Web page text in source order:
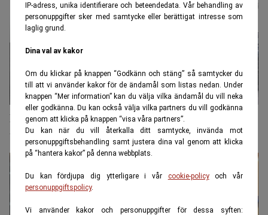
IP-adress, unika identifierare och beteendedata. Vår behandling av
personuppgifter sker med samtycke eller berättigat intresse som
laglig grund.
Dina val av kakor
Om du klickar på knappen “Godkänn och stäng” så samtycker du
till att vi använder kakor för de ändamål som listas nedan. Under
knappen “Mer information” kan du välja vilka ändamål du vill neka
eller godkänna. Du kan också välja vilka partners du vill godkänna
genom att klicka på knappen “visa våra partners”.
Du kan när du vill återkalla ditt samtycke, invända mot
personuppgiftsbehandling samt justera dina val genom att klicka
på “hantera kakor” på denna webbplats.
Du kan fördjupa dig ytterligare i vår cookie-policyoch vår
personuppgiftspolicy.
Vi använder kakor och personuppgifter för dessa syften:
Bilägarens skräck: Här är bilarna som tappat mest i
värde